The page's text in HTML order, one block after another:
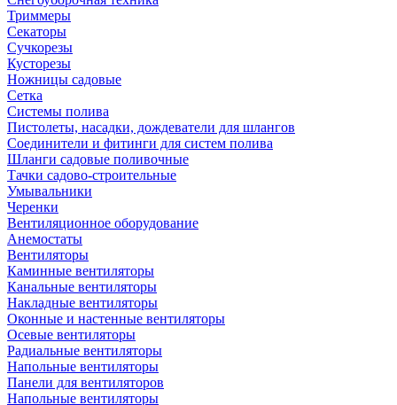
Триммеры
Секаторы
Сучкорезы
Кусторезы
Ножницы садовые
Сетка
Системы полива
Пистолеты, насадки, дождеватели для шлангов
Соединители и фитинги для систем полива
Шланги садовые поливочные
Тачки садово-строительные
Умывальники
Черенки
Вентиляционное оборудование
Анемостаты
Вентиляторы
Каминные вентиляторы
Канальные вентиляторы
Накладные вентиляторы
Оконные и настенные вентиляторы
Осевые вентиляторы
Радиальные вентиляторы
Напольные вентиляторы
Панели для вентиляторов
Напольные вентиляторы